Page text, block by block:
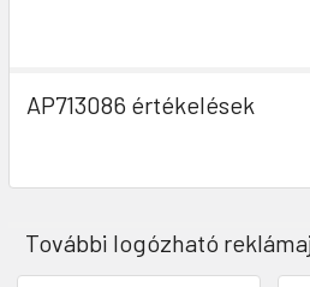
AP713086 értékelések
További logózható